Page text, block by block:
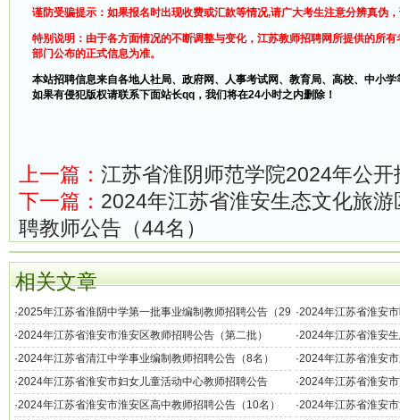
谨防受骗提示：如果报名时出现收费或汇款等情况,请广大考生注意分辨真伪
特别说明：由于各方面情况的不断调整与变化，江苏教师招聘网所提供的所
部门公布的正式信息为准。
本站招聘信息来自各地人社局、政府网、人事考试网、教育局、高校、中小
如果有侵犯版权请联系下面站长qq，我们将在24小时之内删除！
上一篇： 江苏省淮阴师范学院2024年公
下一篇： 2024年江苏省淮安生态文化旅
聘教师公告（44名）
相关文章
·2025年江苏省淮阴中学第一批事业编制教师招聘公告（29
名）
·2024年江苏省淮安
（32名）
·2024年江苏省淮安市淮安区教师招聘公告（第二批） ·2024年江苏省淮安
·2024年江苏省清江中学事业编制教师招聘公告（8名） ·2024年江苏省淮安
·2024年江苏省淮安市妇女儿童活动中心教师招聘公告 ·2024年江苏省淮安
（55名）
·2024年江苏省淮安市淮安区高中教师招聘公告（10名） ·2024年江苏省淮安